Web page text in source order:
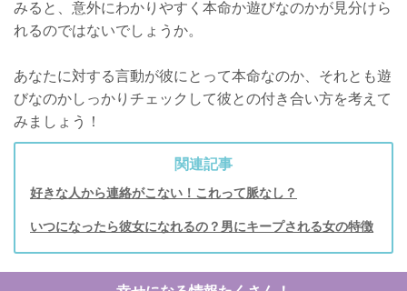
みると、意外にわかりやすく本命か遊びなのかが見分けら
れるのではないでしょうか。
あなたに対する言動が彼にとって本命なのか、それとも遊
びなのかしっかりチェックして彼との付き合い方を考えて
みましょう！
関連記事
好きな人から連絡がこない！これって脈なし？
いつになったら彼女になれるの？男にキープされる女の特徴